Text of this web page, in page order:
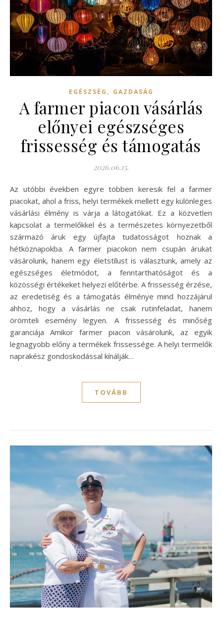
EGÉSZSÉG , GAZDASÁG
A farmer piacon vásárlás
előnyei egészséges
frissesség és támogatás
2026.06.15.
Az utóbbi években egyre többen keresik fel a farmer
piacokat, ahol a friss, helyi termékek mellett egy különleges
vásárlási élmény is várja a látogatókat. Ez a közvetlen
kapcsolat a termelőkkel és a természetes környezetből
származó áruk egy újfajta tudatosságot hoznak a
hétköznapokba. A farmer piacokon nem csupán árukat
vásárolunk, hanem egy életstílust is választunk, amely az
egészséges életmódot, a fenntarthatóságot és a
közösségi értékeket helyezi előtérbe. A frissesség érzése,
az eredetiség és a támogatás élménye mind hozzájárul
ahhoz, hogy a vásárlás ne csak rutinfeladat, hanem
örömteli esemény legyen. A frissesség és minőség
garanciája Amikor farmer piacon vásárolunk, az egyik
legnagyobb előny a termékek frissessége. A helyi termelők
naprakész gondoskodással kínálják…
TOVÁBB